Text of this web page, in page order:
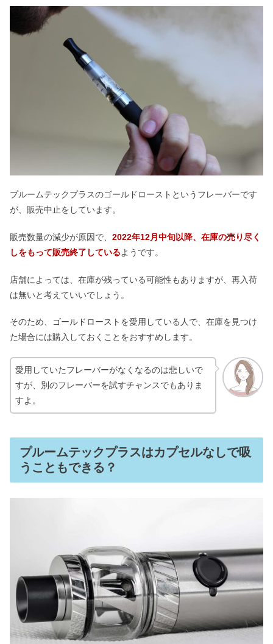
プルームテックプラスのゴールドローストというフレーバーです
が、販売中止をしています。
販売数量の減少が原因で、 2022年12月中旬以降、在庫の売り尽く
しをもって販売終了しているようです。
店舗によっては、在庫が残っている可能性もありますが、再入荷
は無いと考えていいでしょう。
そのため、ゴールドローストを愛用している人で、在庫を見つけ
た場合には購入しておくことをおすすめします。
愛用していたフレーバーがなくなるのは悲しいで
すが、別のフレーバーを試すチャンスでもありま
すよ。
プルームテックプラスはカプセルなしで吸
うこともできる？